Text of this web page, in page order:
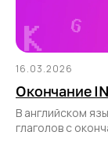
16.03.2026
Окончание
В английском
глаголов с